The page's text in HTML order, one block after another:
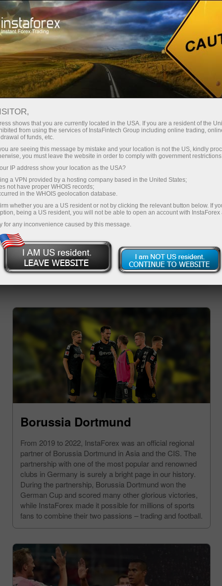
เกี่ยวกับ InstaForex
InstaSport
ทะเยอทะยาน, มุ่งมั่น และแน่วแน่ นี้เป็นทุกอย่างที่
มีในหุ้นส่วนและแบรนแอมบ่าเดอร์ของทางเรา
มาสร้างแรงบันดาลใจจากตัวอย่างของพวกเขา
และมุ่งหน้าสู่ชัยชนะต่อไป
Borussia Dortmund
From 2019 to 2022, InstaForex was an official regional
partner of Borussia Dortmund in Asia and the CIS. The
partnership with one of the most popular and renowned
clubs in Germany is surely a bright page in our history.
During the partnership, Borussia Dortmund won the
German Cup and scored many other glorious victories,
while InstaForex made it possible for millions of sports
fans to combine their two passions – trading and football.
shows that you are currently located in the USA. If you are a resident of the
from using the services of InstaFintech Group including online trading,
of funds, etc.
are seeing this message by mistake and your location is not the US, kindly
you must leave the website in order to comply with government
IP address show your location as the USA?
a VPN provided by a hosting company based in the United States;
not have proper WHOIS records;
in the WHOIS geolocation database.
whether you are a US resident or not by clicking the relevant button below. If
being a US resident, you will not be able to open an account with InstaForex
for any inconvenience caused by this message.